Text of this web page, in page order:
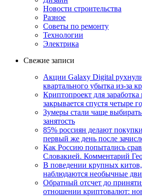
Новости строительства
Разное
Советы по ремонту
Технологии
Электрика
Свежие записи
Акции Galaxy Digital
квартального убытка из-за
Криптопроект для
закрывается спустя четыре
Зумеры стали чаще
занятость
85% россиян делают
первый же день после
Как Россию попытались
Словакией. Комментарий
В поведении крупных
наблюдаются необычные
Обратный отсчет до
отношении криптовалют: